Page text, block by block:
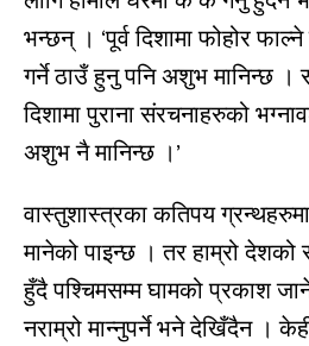
भन्छन् । ‘पूर्व दिशामा फोहोर
गर्ने ठाउँ हुनु पनि अशुभ मानिन्छ
दिशामा पुराना संरचनाहरुको
अशुभ नै मानिन्छ ।’
वास्तुशास्त्रका कतिपय
मानेको पाइन्छ । तर हाम्रो देशको
हुँदै पश्चिमसम्म घामको प्रकाश
नराम्रो मान्नुपर्ने भने देखिँदैन ।